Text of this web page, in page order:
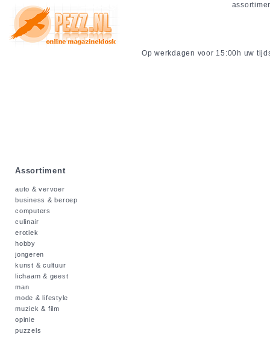
Op werkdagen voor 15:00h uw
Assortiment
auto & vervoer
business & beroep
computers
culinair
erotiek
hobby
jongeren
kunst & cultuur
lichaam & geest
man
mode & lifestyle
muziek & film
opinie
puzzels